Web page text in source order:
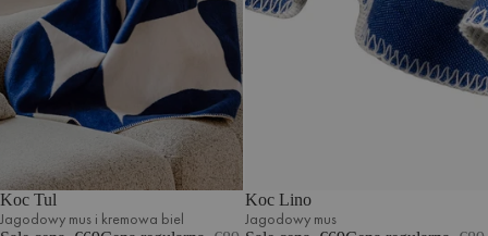
Koc Tul
Jagodowy mus i kremowa biel
Koc Lino
Jagodowy mus